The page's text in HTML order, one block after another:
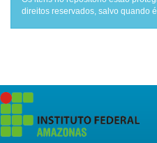
direitos reservados, salvo quando